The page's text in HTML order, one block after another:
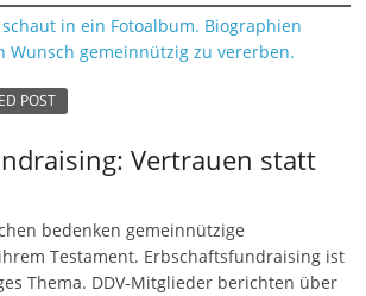
n
POST
Vertrauen statt
bedenken gemeinnützige
Testament. Erbschaftsfundraising ist
Thema. DDV-Mitglieder berichten über